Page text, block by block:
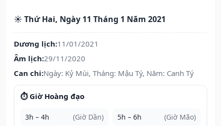
☀️ Thứ Hai, Ngày 11 Tháng 1 Năm 2021
Dương lịch:11/01/2021
Âm lịch:29/11/2020
Can chi:Ngày: Kỷ Mùi, Tháng: Mậu Tý, Năm: Canh Tý
⏱️ Giờ Hoàng đạo
3h – 4h (Giờ Dần) 5h – 6h (Giờ Mão)